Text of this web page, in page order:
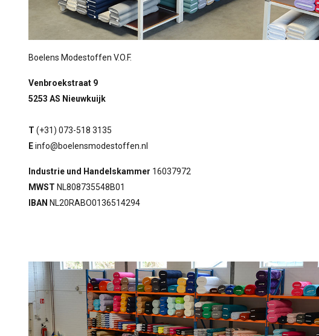
Boelens Modestoffen V.O.F.
Venbroekstraat 9
5253 AS Nieuwkuijk
T (+31) 073-518 3135
Einfo@boelensmodestoffen.nl
Industrie und Handelskammer 16037972
MWST NL808735548B01
IBAN NL20RABO0136514294